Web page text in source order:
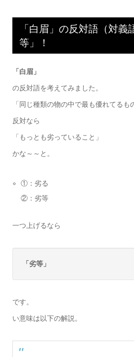
「白眉」の反対語（対義
等」！
「白眉」
の反対語を考えてみました。
「同じ種類の物の中で最も優れてるも
反対なら
「もっとも劣っていること」
かな～～と。
①：劣る
②：劣等
一つ上げるなら
「劣等」
です。
い意味は以下の解説。